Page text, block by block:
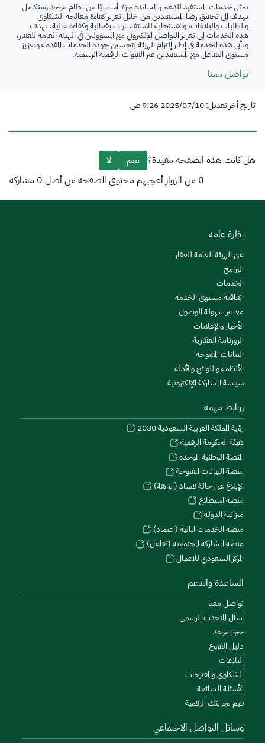
تمثل خدمات المستفيد للدعم والمساندة جزءًا أساسيًا من نظام موحد ومتكامل
يهدف إلى تحقيق رضا المستفيدين من خلال تعزيز كفاءة معالجة الشكاوى
والطلبات والبلاغات، والاستجابة للاستفسارات بفعالية وكفاءة عالية. تهدف
هذه الخدمات إلى تعزيز التواصل الإلكتروني مع المسؤولين في الهيئة العامة للعقار،
وتأتي هذه الخدمة في إطار إلتزام الهيئة بتحسين جودة الخدمات المقدمة وتعزيز
مستوى التفاعل مع المستفيدين عبر القنوات الرقمية الرسمية.
تواصل معنا
تاريخ أخر تعديل: 2025/07/10 9:26 ص
هل كانت هذه الصفحة مفيدة؟ نعم
لا
0 من الزوار أعجبهم محتوى الصفحة من أصل 0 مشاركة
نظرة عامة
عن الهيئة العامة للعقار
البرامج
الخدمات
اتفاقية مستوى الخدمة
معايير سهولة الوصول
الأخبار والإعلانات
الروزنامة العقارية
البيانات المفتوحة
الأنظمة واللوائح والأدلة
سياسة المشاركة الإلكترونية
روابط مهمة
رؤية المملكة العربية السعودية 2030
هيئة الحكومة الرقمية
المنصة الوطنية الموحدة
منصة البيانات المفتوحة
الإبلاغ عن حالة فساد ( نزاهة)
منصة استطلاع
ميزانية الدولة
منصة الخدمات المالية (اعتماد)
منصة المشاركة المجتمعية (تفاعل)
المركز السعودي للاعمال
المساعدة والدعم
تواصل معنا
اسأل المتحدث الرسمي
حجز موعد
دليل الفروع
البلاغات
الشكاوى والمقترحات
الأسئلة الشائعة
قيم تجربتك الرقمية
وسائل التواصل الاجتماعي